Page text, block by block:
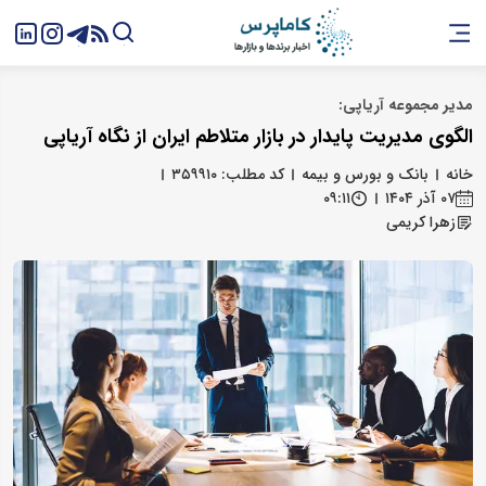
مدیر مجموعه آریاپی:
الگوی مدیریت پایدار در بازار متلاطم ایران از نگاه آریاپی
خانه بانک و بورس و بیمه
کد مطلب: ۳۵۹۹۱۰
۰۷ آذر ۱۴۰۴
۰۹:۱۱
زهرا کریمی